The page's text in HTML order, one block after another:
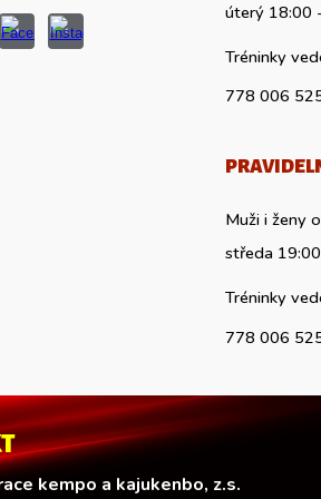
úterý18:00
Tréninky
778 006
Muži i
středa
Tréninky
778 006
kempo a kajukenbo, z.s.